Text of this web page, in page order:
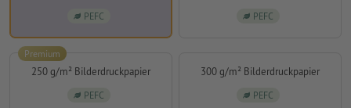
PEFC PEFC
250 g/m² Bilderdruckpapier
PEFC
Premium
300 g/m² Bilderdruckpapier
PEFC